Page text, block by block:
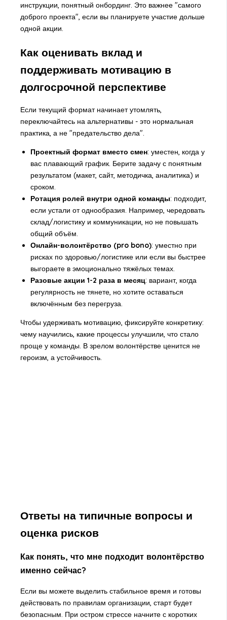
инструкции, понятный онбординг. Это важнее "самого
доброго проекта", если вы планируете участие дольше
одной акции.
Как оценивать вклад и
поддерживать мотивацию в
долгосрочной перспективе
Если текущий формат начинает утомлять,
переключайтесь на альтернативы - это нормальная
практика, а не "предательство дела".
Проектный формат вместо смен: уместен, когда у
вас плавающий график. Берите задачу с понятным
результатом (макет, сайт, методичка, аналитика) и
сроком.
Ротация ролей внутри одной команды: подходит,
если устали от однообразия. Например, чередовать
склад/логистику и коммуникации, но не повышать
общий объём.
Онлайн-волонтёрство (pro bono): уместно при
рисках по здоровью/логистике или если вы быстрее
выгораете в эмоционально тяжёлых темах.
Разовые акции 1-2 раза в месяц: вариант, когда
регулярность не тянете, но хотите оставаться
включённым без перегруза.
Чтобы удерживать мотивацию, фиксируйте конкретику:
чему научились, какие процессы улучшили, что стало
проще у команды. В зрелом волонтёрстве ценится не
героизм, а устойчивость.
Ответы на типичные вопросы и
оценка рисков
Как понять, что мне подходит волонтёрство
именно сейчас?
Если вы можете выделить стабильное время и готовы
действовать по правилам организации, старт будет
безопасным. При остром стрессе начните с коротких